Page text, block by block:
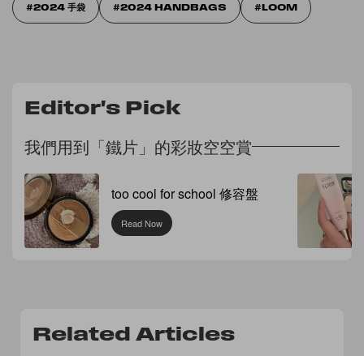
2024 手袋 2024 HANDBAGS LOOM
Editor's Pick
我們用到「鐵片」的彩妝空空賞
too cool for school 修容盤
Read Now
Related Articles